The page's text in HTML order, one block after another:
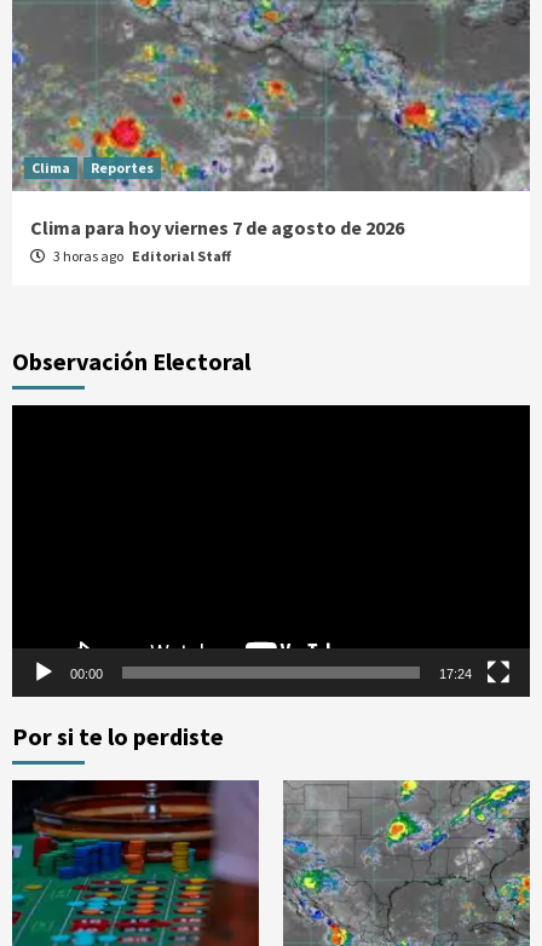
Clima Reportes
Clima para hoy viernes 7 de agosto de 2026
3 horas ago Editorial Staff
Observación Electoral
00:00 17:24
Por si te lo perdiste